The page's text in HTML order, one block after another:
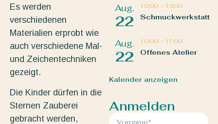
Es werden
verschiedenen
Materialien erprobt wie
auch verschiedene Mal-
und Zeichentechniken
gezeigt.
Die Kinder dürfen in die
Sternen Zauberei
gebracht werden,
Aug.
22
10:00– 13:00
Schmuckwerkstatt
Aug.
22
10:00– 17:00
Offenes Atelier
Kalender anzeigen
Anmelden